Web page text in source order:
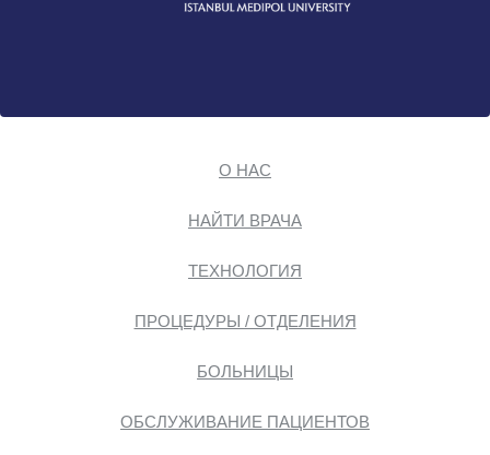
О НАС
НАЙТИ ВРАЧА
ТЕХНОЛОГИЯ
ПРОЦЕДУРЫ / ОТДЕЛЕНИЯ
БОЛЬНИЦЫ
ОБСЛУЖИВАНИЕ ПАЦИЕНТОВ